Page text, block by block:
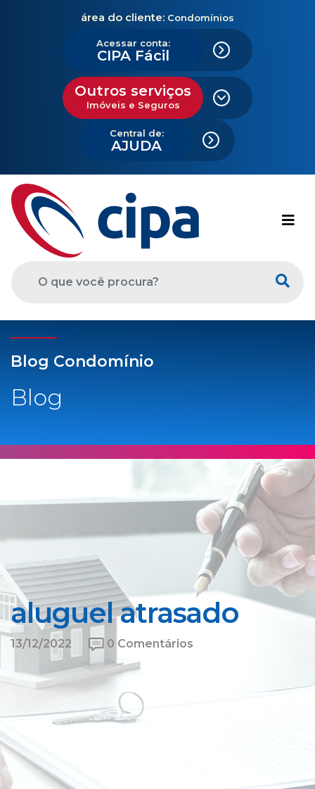
área do cliente: Condomínios
Acessar conta:
CIPA Fácil
Outros serviços
Imóveis e Seguros
Central de:
AJUDA
Blog Condomínio
Blog
aluguel atrasado
13/12/2022 0 Comentários